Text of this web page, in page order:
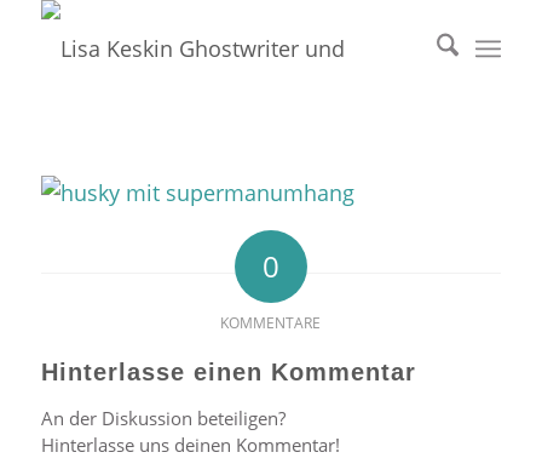
0
KOMMENTARE
Hinterlasse einen Kommentar
An der Diskussion beteiligen?
Hinterlasse uns deinen Kommentar!